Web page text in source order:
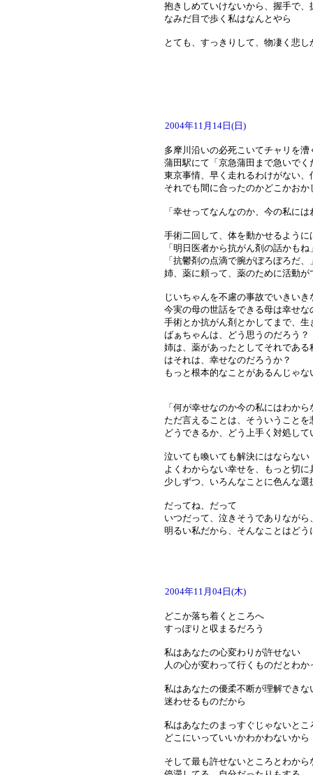
抱きしめていけないから、握手で
なみだ目で歩く私はなんとやら
とても、すっきりして、物凄く悲し
2004年11月14日(日)
多摩川沿いの必死こいてチャリを漕
蒲田駅にて「京急蒲田まで急いで
東京事情、早く走れるわけがない
それでも間に合ったのかどこかおか
「幸せってなんなのか、今の私に
手術二回して、体を動かせるよう
「明日医者から抗がん剤の話かもね
「抗鬱剤の点滴で腕がぼろぼろだ、
姉、薬に頼って、薬のために活動
じいちゃんを不慮の事故でいきいき
今実の母の世話をできる母は幸せな
手術とか抗がん剤とかしてまで、
ばぁちゃんは、どう思うのだろう？
姉は、薬があったとしてそれであ
はそれは、幸せなのだろうか？
もっと根本的なことがあるんじゃな
「何が幸せなのか今の私にはわから
ただ言えることは、そういうこと
どうできるか、どう上手く対処して
泣いても喚いても解決にはならない
よくわからない幸せを、もっと切
少しずつ、いろんなことに色んな
だってね、だって
いつだって、泣きそうでありながら
明るい私だから、そんなことはどう
2004年11月04日(木)
どこか落ち着くところへ
すっぽりと収まるだろう
私はあなたの心変わりが許せない
人の心が変わって行くものだとわか
私はあなたの優柔不断が理解できな
迷わせるものだから
私はあなたのまっすぐじゃないとこ
どこにいっていいかわかわないから
そして最も許せないところとわから